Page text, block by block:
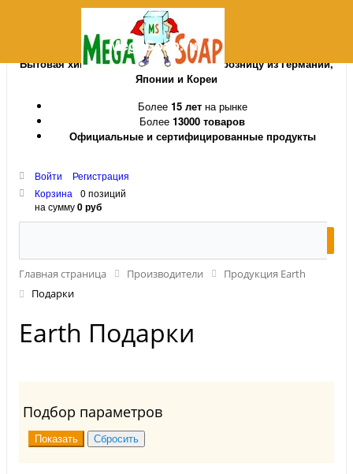
MegaSoap.ru
Бытовая химия и косметика оптом и в розницу из Германии,
Японии и Кореи
Более 15 летна рынке
Более 13000 товаров
Официальные и сертифицированные продукты
Войти
Регистрация
Корзина
0 позиций
на сумму0 руб
Главная страница Производители
Продукция Earth
Подарки
Earth Подарки
Подбор параметров